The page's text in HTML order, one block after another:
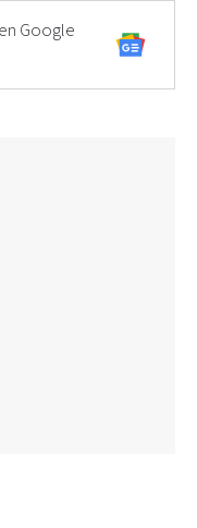
Google